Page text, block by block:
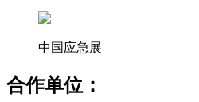
中国应急展
合作单位：